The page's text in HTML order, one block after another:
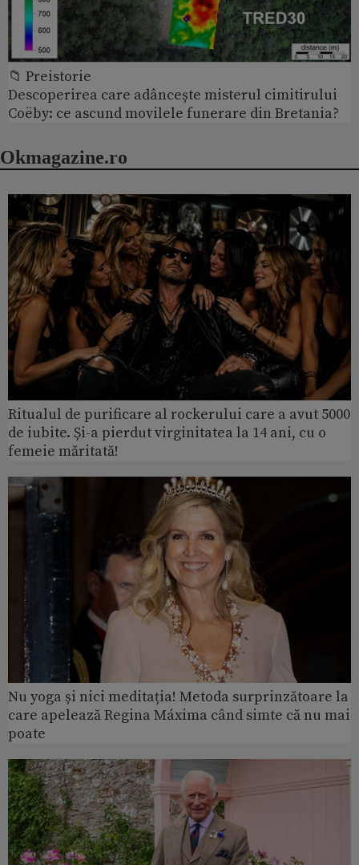
📁 Preistorie
Descoperirea care adâncește misterul cimitirului
Coëby: ce ascund movilele funerare din Bretania?
Okmagazine.ro
Ritualul de purificare al rockerului care a avut 5000
de iubite. Și-a pierdut virginitatea la 14 ani, cu o
femeie măritată!
Nu yoga și nici meditația! Metoda surprinzătoare la
care apelează Regina Máxima când simte că nu mai
poate